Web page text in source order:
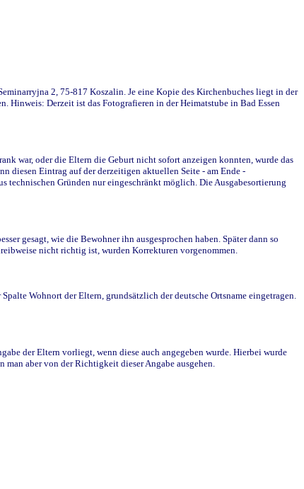
2, 75-817 Koszalin. Je eine Kopie des Kirchenbuches liegt in der
Hinweis: Derzeit ist das Fotografieren in der Heimatstube in Bad Essen
war, oder die Eltern die Geburt nicht sofort anzeigen konnten, wurde das
diesen Eintrag auf der derzeitigen aktuellen Seite - am Ende -
technischen Gründen nur eingeschränkt möglich. Die Ausgabesortierung
gesagt, wie die Bewohner ihn ausgesprochen haben. Später dann so
nicht richtig ist, wurden Korrekturen vorgenommen.
Wohnort der Eltern, grundsätzlich der deutsche Ortsname eingetragen.
der Eltern vorliegt, wenn diese auch angegeben wurde. Hierbei wurde
aber von der Richtigkeit dieser Angabe ausgehen.